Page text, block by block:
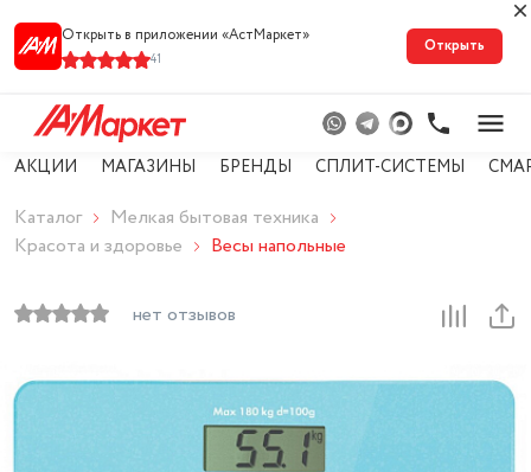
Открыть в приложении «АстМарке‪т‬»
41
Открыть
АКЦИИ МАГАЗИНЫ БРЕНДЫ СПЛИТ-СИСТЕМЫ
Каталог
Мелкая бытовая техника
Красота и здоровье
Весы напольные
нет отзывов